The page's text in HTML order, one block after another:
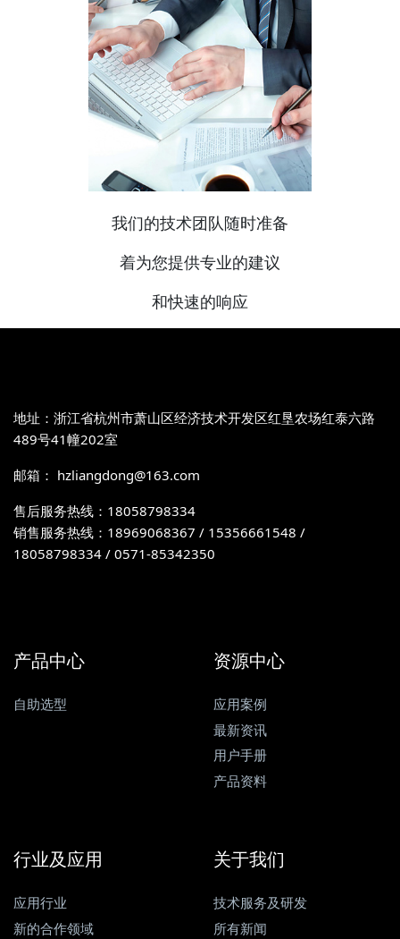
我们的技术团队随时准备
着为您提供专业的建议
和快速的响应
地址：浙江省杭州市萧山区经济技术开发区红垦农场红泰六路
489号41幢202室
邮箱： hzliangdong@163.com
售后服务热线：18058798334
销售服务热线：18969068367 / 15356661548 /
18058798334 / 0571-85342350
产品中心
自助选型
资源中心
应用案例
最新资讯
用户手册
产品资料
行业及应用
应用行业
新的合作领域
关于我们
技术服务及研发
所有新闻